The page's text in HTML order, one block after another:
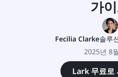
가
Fecilia Clarke솔루
2025년 8
Lark 무료로